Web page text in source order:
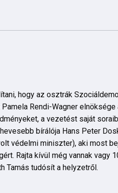
hogy az osztrák
Pamela Rendi-Wagner
a vezetést saját
bírálója Hans Peter
védelmi miniszter), aki most
Rajta kívül még vannak vagy
Tamás tudósít a helyzetről.